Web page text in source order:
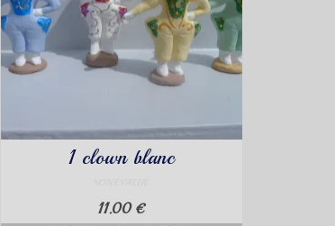
1 clown blanc
11.00 €